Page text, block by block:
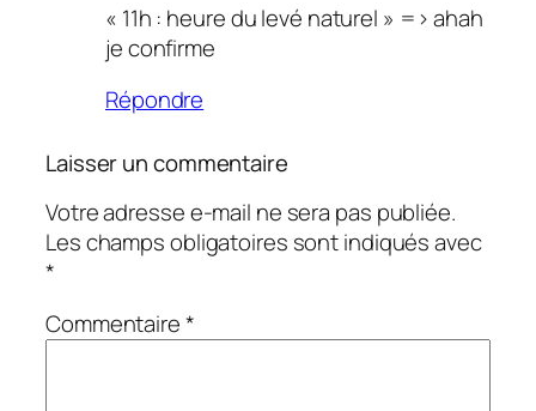
« 11h : heure du levé naturel » => ahah
je confirme
Répondre
Laisser un commentaire
Votre adresse e-mail ne sera pas publiée.
Les champs obligatoires sont indiqués avec
*
Commentaire*